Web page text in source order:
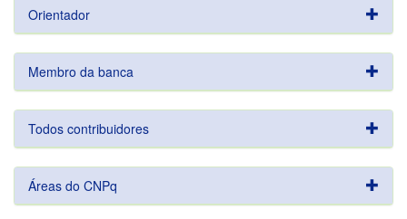
Orientador
Membro da banca
Todos contribuidores
Áreas do CNPq